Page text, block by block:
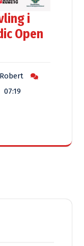
i
Open
07:19